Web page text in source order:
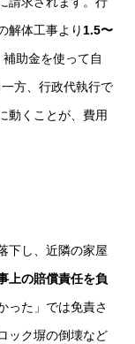
解体工事より1.5〜
助金を使って自
方、行政代執行で
動くことが、費用
下し、近隣の家屋
上の賠償責任を負
った」では免責さ
ック塀の倒壊など